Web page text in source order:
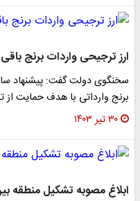
ارز ترجیحی واردات برنج
سخنگوی دولت گفت: پیشنهاد
برنج وارداتی با هدف حمایت
۳۰ تیر ۱۴۰۳
ابلاغ مصوبه تشکیل منطقه